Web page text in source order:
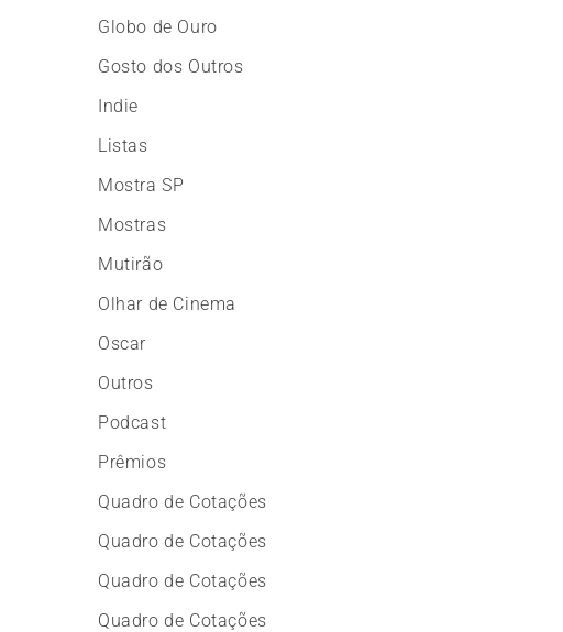
Globo de Ouro
Gosto dos Outros
Indie
Listas
Mostra SP
Mostras
Mutirão
Olhar de Cinema
Oscar
Outros
Podcast
Prêmios
Quadro de Cotações
Quadro de Cotações
Quadro de Cotações
Quadro de Cotações